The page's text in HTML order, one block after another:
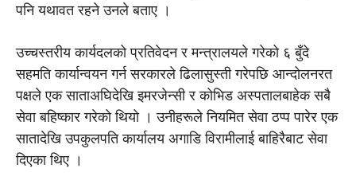
पनि यथावत रहने उनले बताए ।
उच्चस्तरीय कार्यदलको प्रतिवेदन र मन्त्रालयले गरेको ६ बुँदे
सहमति कार्यान्वयन गर्न सरकारले ढिलासुस्ती गरेपछि आन्दोलनरत
पक्षले एक साताअघिदेखि इमरजेन्सी र कोभिड अस्पतालबाहेक सबै
सेवा बहिष्कार गरेको थियो । उनीहरूले नियमित सेवा ठप्प पारेर एक
सातादेखि उपकुलपति कार्यालय अगाडि विरामीलाई बाहिरैबाट सेवा
दिएका थिए ।